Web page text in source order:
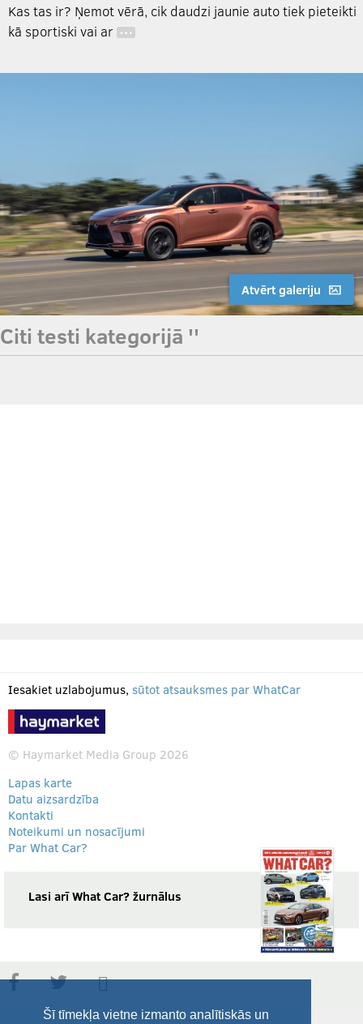
Šī tīmekļa vietne izmanto analītiskās un
Kas tas ir? Ņemot vērā, cik daudzi jaunie auto tiek pieteikti
kā sportiski vai ar …
Atvērt galeriju
Citi testi kategorijā ''
Iesakiet uzlabojumus, sūtot atsauksmes par WhatCar
© Haymarket Media Group 2026
Lapas karte
Datu aizsardzība
Kontakti
Noteikumi un nosacījumi
Par What Car?
Lasi arī What Car? žurnālus